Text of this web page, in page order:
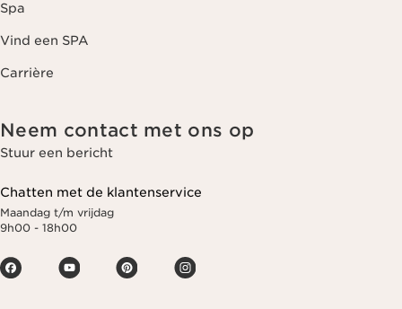
Spa
Vind een SPA
Carrière
Neem contact met ons op
Stuur een bericht
Chatten met de klantenservice
Maandag t/m vrijdag
9h00 - 18h00